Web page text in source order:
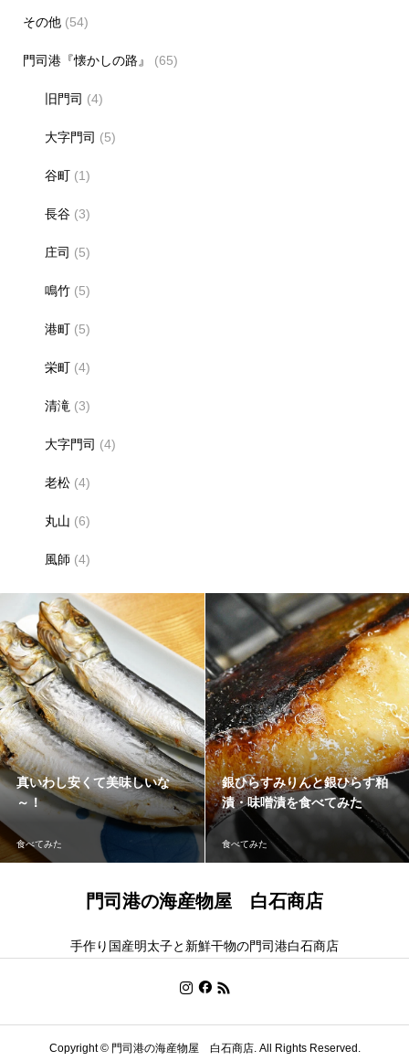
その他(54)
門司港『懐かしの路』 (65)
旧門司 (4)
大字門司 (5)
谷町 (1)
長谷 (3)
庄司 (5)
鳴竹 (5)
港町 (5)
栄町 (4)
清滝 (3)
大字門司 (4)
老松 (4)
丸山 (6)
風師 (4)
真いわし安くて美味しいな
～！
食べてみた
銀ひらすみりんと銀ひらす粕
漬・味噌漬を食べてみた
食べてみた
門司港の海産物屋 白石商店
手作り国産明太子と新鮮干物の門司港白石商店
Copyright ©門司港の海産物屋 白石商店. All Rights Reserved.